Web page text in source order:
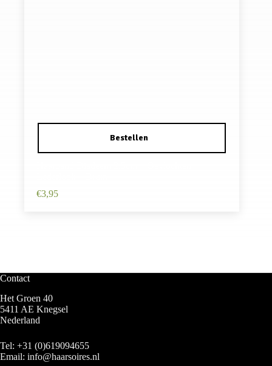
€3,95
Contact
Het Groen 40
5411 AE Knegsel
Nederland
Tel: +31 (0)619094655
Email: info@haarsoires.nl